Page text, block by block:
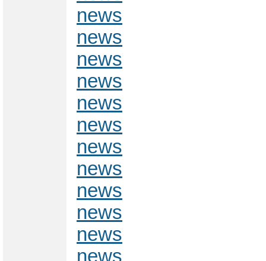
news
news
news
news
news
news
news
news
news
news
news
news